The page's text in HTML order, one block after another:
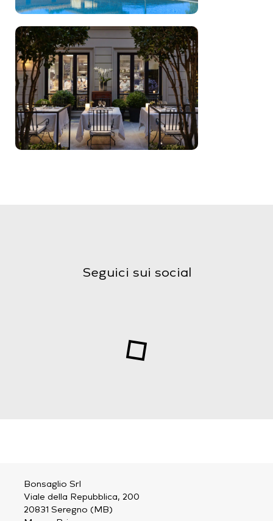
Seguici sui social
Bonsaglio Srl
Viale della Repubblica, 200
20831 Seregno (MB)